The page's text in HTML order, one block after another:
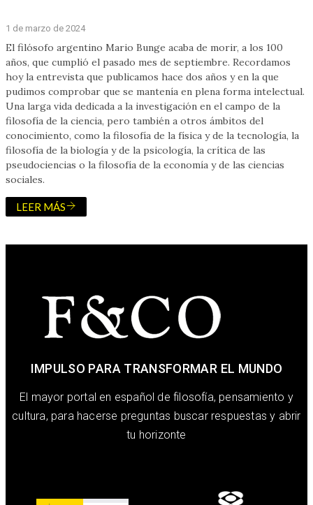
1 de marzo de 2024
El filósofo argentino Mario Bunge acaba de morir, a los 100
años, que cumplió el pasado mes de septiembre. Recordamos
hoy la entrevista que publicamos hace dos años y en la que
pudimos comprobar que se mantenía en plena forma intelectual.
Una larga vida dedicada a la investigación en el campo de la
filosofía de la ciencia, pero también a otros ámbitos del
conocimiento, como la filosofía de la física y de la tecnología, la
filosofía de la biología y de la psicología, la crítica de las
pseudociencias o la filosofía de la economía y de las ciencias
sociales.
LEER MÁS
IMPULSO PARA TRANSFORMAR EL MUNDO
El mayor portal en español de filosofía, pensamiento y
cultura, para hacerse preguntas buscar respuestas y abrir
tu horizonte